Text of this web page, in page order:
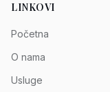
LINKOVI
Početna
O nama
Usluge